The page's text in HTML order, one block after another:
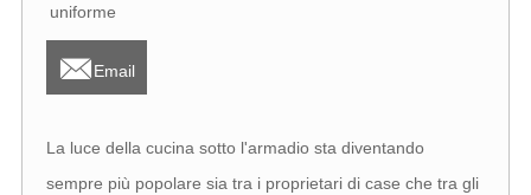
uniforme
Email
La luce della cucina sotto l'armadio sta diventando
sempre più popolare sia tra i proprietari di case che tra gli